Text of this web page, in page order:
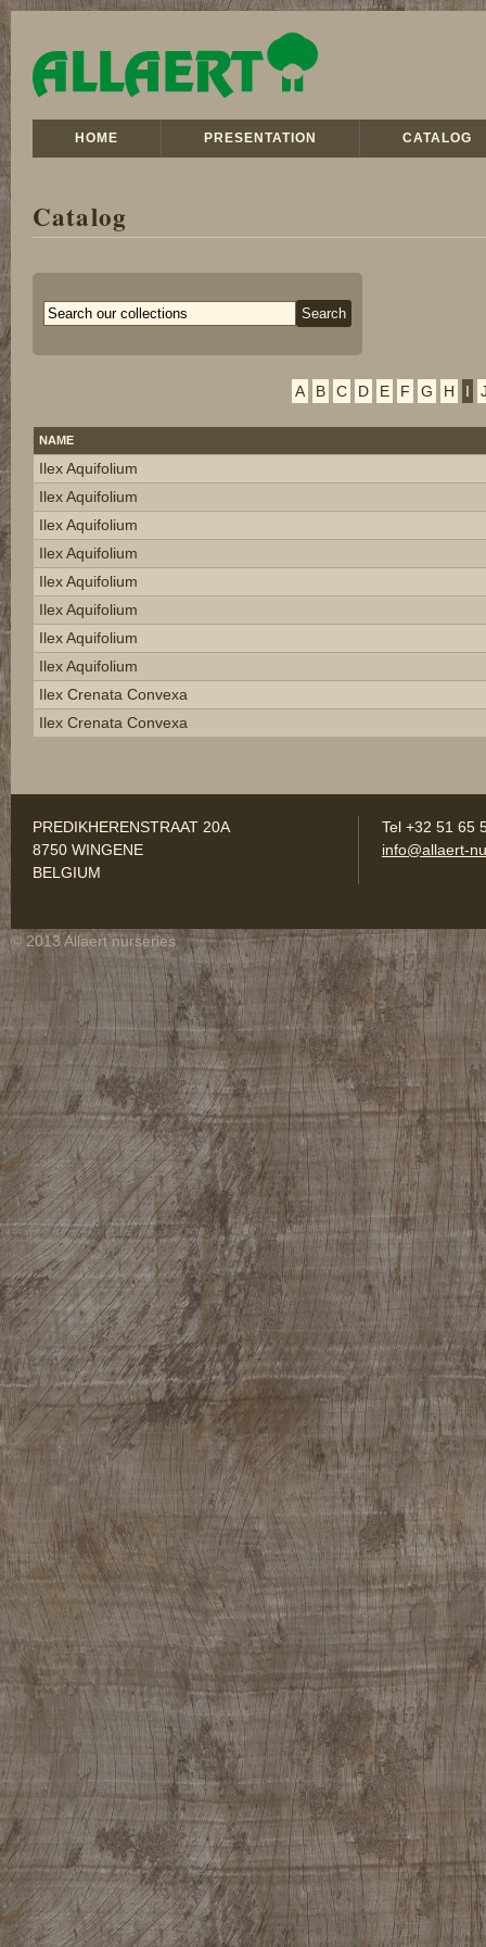
HOME PRESENTATION CATALOG
Catalog
A B C D E F G H I
NAME
Ilex Aquifolium
Ilex Aquifolium
Ilex Aquifolium
Ilex Aquifolium
Ilex Aquifolium
Ilex Aquifolium
Ilex Aquifolium
Ilex Aquifolium
Ilex Crenata Convexa
Ilex Crenata Convexa
PREDIKHERENSTRAAT 20A
8750 WINGENE
BELGIUM
Tel +32 51 65
info@allaert-
© 2013 Allaert nurseries